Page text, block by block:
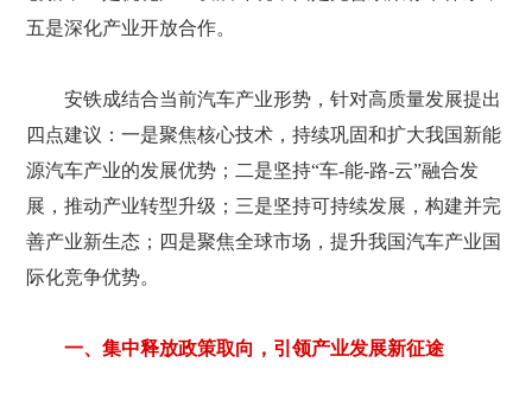
五是深化产业开放合作。
安铁成结合当前汽车产业形势，针对高质量发展提出
四点建议：一是聚焦核心技术，持续巩固和扩大我国新能
源汽车产业的发展优势；二是坚持“车-能-路-云”融合发
展，推动产业转型升级；三是坚持可持续发展，构建并完
善产业新生态；四是聚焦全球市场，提升我国汽车产业国
际化竞争优势。
一、集中释放政策取向，引领产业发展新征途